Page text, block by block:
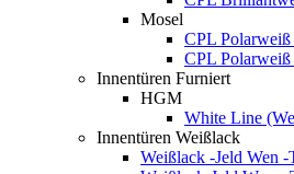
Mosel
CPL
CPL Polarweiß
Innentüren Furniert
HGM
White Line
Innentüren Weißlack
Weißlack -Jeld Wen -